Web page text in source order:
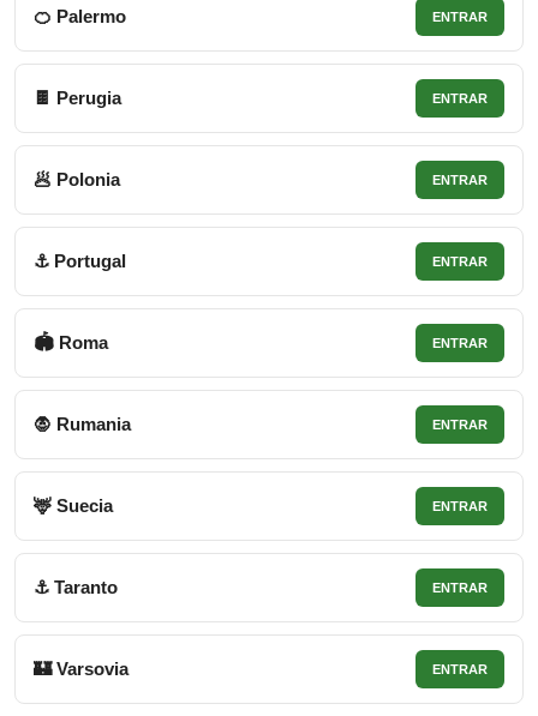
🍊 Palermo ENTRAR
🍫 Perugia ENTRAR
🥟 Polonia ENTRAR
⚓ Portugal ENTRAR
🏟 Roma ENTRAR
🧛 Rumania ENTRAR
🦌 Suecia ENTRAR
⚓ Taranto ENTRAR
🏰 Varsovia ENTRAR